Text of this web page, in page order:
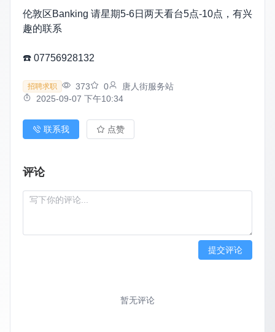
伦敦区Banking 请星期5-6日两天看台5点-10点，有兴
趣的联系
☎️ 07756928132
招聘求职 373 0
唐人街服务站
2025-09-07 下午10:34
联系我 点赞
评论
提交评论
暂无评论